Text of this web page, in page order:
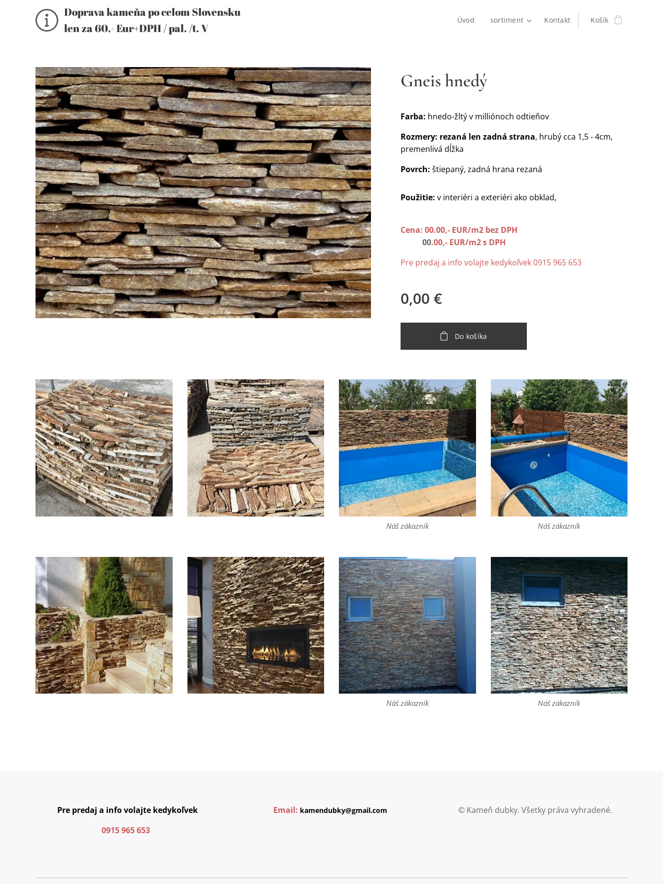
Doprava kameňa po celom Slovensku
len za 60,- Eur+DPH /pal. /t. V
Úvod sortiment Kontakt Košík
Gneis hnedý
Farba: hnedo-žltý v milliónoch odtieňov
Rozmery: rezaná len zadná strana, hrubý cca 1,5 - 4cm,
premenlivá dĺžka
Povrch: štiepaný, zadná hrana rezaná
Použitie: v interiéri a exteriéri ako obklad,
Cena: 00.00,- EUR/m2 bez DPH
00.00,- EUR/m2 s DPH
Pre predaj a info volajte kedykoľvek 0915 965 653
0,00 €
Do košíka
Náš zákazník Náš zákazník
Náš zákazník Náš zákazník
Pre predaj a info volajte kedykoľvek
0915 965 653
Email: kamendubky@gmail.com © Kameň dubky. Všetky práva vyhradené.